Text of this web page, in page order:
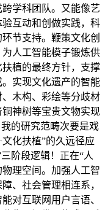
学科团队。又能像艺
互动和创做实践，科
节支持。鞭策文化创
人工智能模子锻炼供
植的最终方针，支撑
实现文化遗产的智能
木构、彩绘等分歧材
神树等宝贵文物实现
的研究范畴次要是戏
化扶植”的久远径应
阶段逻辑！正在“人
理空间。加强人工智
、社会管理相连系，
对互联网用户言语、